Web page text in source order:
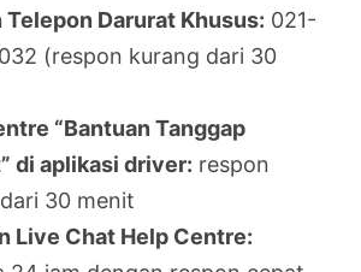
Telepon Darurat Khusus: 021-
(respon kurang dari 30
“Bantuan Tanggap
di aplikasi driver: respon
30 menit
Live Chat Help Centre: